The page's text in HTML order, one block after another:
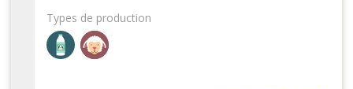
Types de production